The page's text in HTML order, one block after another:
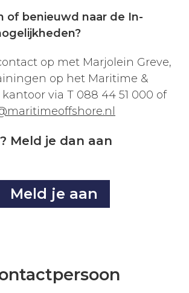
of benieuwd naar de In-
op met Marjolein Greve,
op het Maritime &
via T 088 44 51 000 of
Meld je dan aan
Meld je aan